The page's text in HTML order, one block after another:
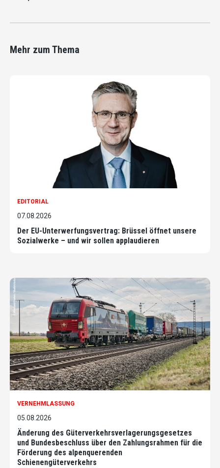
Mehr zum Thema
EDITORIAL
07.08.2026
Der EU-Unterwerfungsvertrag: Brüssel öffnet unsere
Sozialwerke – und wir sollen applaudieren
VERNEHMLASSUNG
05.08.2026
Änderung des Güterverkehrsverlagerungsgesetzes
und Bundesbeschluss über den Zahlungsrahmen für die
Förderung des alpenquerenden
Schienengüterverkehrs